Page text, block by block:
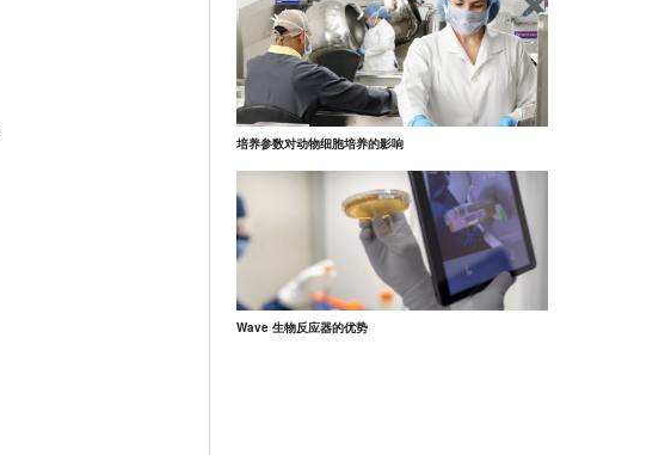
培养参数对动物细胞培养的影响
Wave 生物反应器的优势